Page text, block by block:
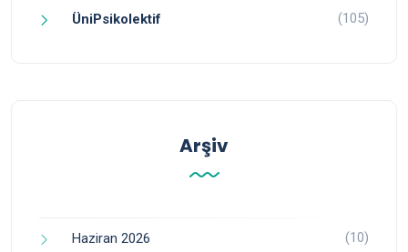
ÜniPsikolektif (105)
Arşiv
Haziran 2026 (10)